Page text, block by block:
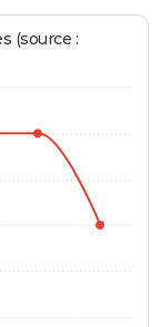
(source :